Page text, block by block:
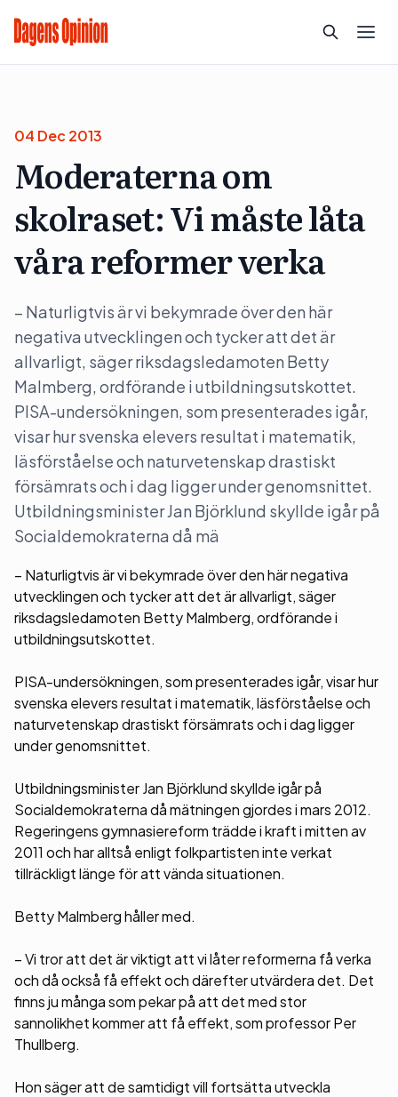
04 Dec 2013
Moderaterna om
skolraset: Vi måste låta
våra reformer verka
– Naturligtvis är vi bekymrade över den här
negativa utvecklingen och tycker att det är
allvarligt, säger riksdagsledamoten Betty
Malmberg, ordförande i utbildningsutskottet.
PISA-undersökningen, som presenterades igår,
visar hur svenska elevers resultat i matematik,
läsförståelse och naturvetenskap drastiskt
försämrats och i dag ligger under genomsnittet.
Utbildningsminister Jan Björklund skyllde igår på
Socialdemokraterna då mä
– Naturligtvis är vi bekymrade över den här negativa
utvecklingen och tycker att det är allvarligt, säger
riksdagsledamoten Betty Malmberg, ordförande i
utbildningsutskottet.
PISA-undersökningen, som presenterades igår, visar hur
svenska elevers resultat i matematik, läsförståelse och
naturvetenskap drastiskt försämrats och i dag ligger
under genomsnittet.
Utbildningsminister Jan Björklund skyllde igår på
Socialdemokraterna då mätningen gjordes i mars 2012.
Regeringens gymnasiereform trädde i kraft i mitten av
2011 och har alltså enligt folkpartisten inte verkat
tillräckligt länge för att vända situationen.
Betty Malmberg håller med.
– Vi tror att det är viktigt att vi låter reformerna få verka
och då också få effekt och därefter utvärdera det. Det
finns ju många som pekar på att det med stor
sannolikhet kommer att få effekt, som professor Per
Thullberg.
Hon säger att de samtidigt vill fortsätta utveckla